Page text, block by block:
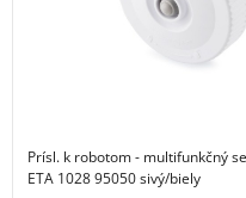
Prísl. k robotom - multifunkčný
ETA 1028 95050 sivý/biely